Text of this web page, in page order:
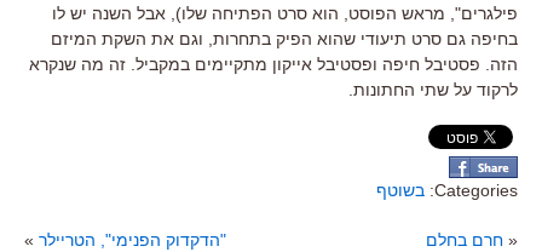
פילגרים", מראש הפוסט, הוא סרט הפתיחה שלו), אבל השנה יש לו
בחיפה גם סרט תיעודי שהוא הפיק בתחרות, וגם את השקת המיזם
הזה. פסטיבל חיפה ופסטיבל אייקון מתקיימים במקביל. זה מה שנקרא
לרקוד על שתי החתונות.
Categories: בשוטף
« חרם בחלם "הדקדוק הפנימי", הטריילר »